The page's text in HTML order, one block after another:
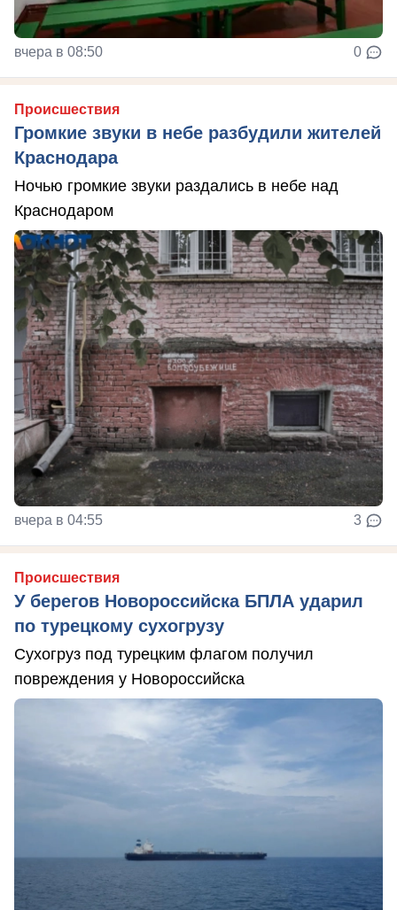
вчера в 08:50 0
Происшествия
Громкие звуки в небе разбудили жителей
Краснодара
Ночью громкие звуки раздались в небе над
Краснодаром
вчера в 04:55 3
Происшествия
У берегов Новороссийска БПЛА ударил
по турецкому сухогрузу
Сухогруз под турецким флагом получил
повреждения у Новороссийска